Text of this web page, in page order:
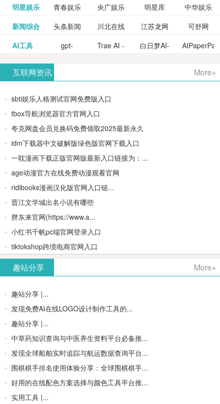
荐好电影
给你。
业务网
食局
网 论坛
腾讯充值
中心
更多>>
明星娱乐 青春娱乐
网
央广娱乐
网,
明星库 中华娱乐
网
网易娱乐 更多>>
新闻综合 头条新闻 川北在线 江苏龙网
可舒网
巾帼网
更多>>
AI工具 gpt-
OpenAI最
新AI图像
生成器
Trae AI -
境/深度集
成
Doubao-
1.5-pro与
白日梦AI-
- AI论文写
高质量
PPT
互联网资讯 More+
sbti娱乐人格测试官网免费版入口
tbox导航浏览器官方官网入口
夸克网盘会员兑换码免费领取2025最新永久
idm下载器中文破解版绿色版官网下载入口
一耽漫画下载正版官网版最新入口链接为：...
age动漫官方在线免费动漫观看官网
ridibooks漫画汉化版官网入口链...
晋江文学城出名小说有哪些
胖东来官网(https://www.a...
小红书千帆pc端官网登录入口
tiktokshop跨境电商官网入口
趣站分享 More+
趣站分享 |...
发现免费AI在线LOGO设计制作工具的...
趣站分享 |...
中草药知识查询与中医养生资料平台必备推...
发现全球船舶实时追踪与航运数据查询平台...
围棋棋手排名使用体验分享：全球围棋棋手...
好用的在线配色方案选择与颜色工具平台推...
实用工具 |...